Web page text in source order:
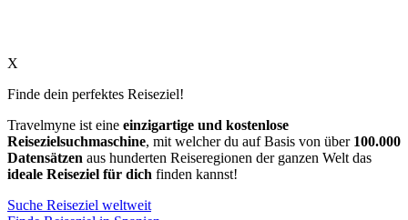
X
Finde dein perfektes Reiseziel!
Travelmyne ist eine einzigartige und kostenlose
Reisezielsuchmaschine, mit welcher du auf Basis von über 100.000
Datensätzen aus hunderten Reiseregionen der ganzen Welt das
ideale Reiseziel für dich finden kannst!
Suche Reiseziel weltweit